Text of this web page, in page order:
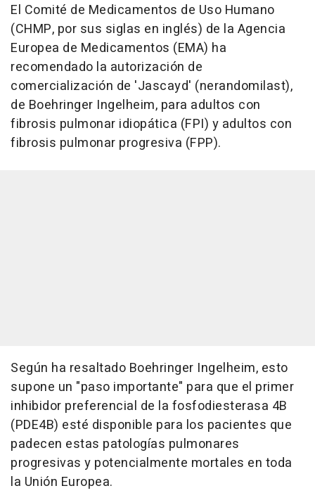
El Comité de Medicamentos de Uso Humano
(CHMP, por sus siglas en inglés) de la Agencia
Europea de Medicamentos (EMA) ha
recomendado la autorización de
comercialización de 'Jascayd' (nerandomilast),
de Boehringer Ingelheim, para adultos con
fibrosis pulmonar idiopática (FPI) y adultos con
fibrosis pulmonar progresiva (FPP).
Según ha resaltado Boehringer Ingelheim, esto
supone un "paso importante" para que el primer
inhibidor preferencial de la fosfodiesterasa 4B
(PDE4B) esté disponible para los pacientes que
padecen estas patologías pulmonares
progresivas y potencialmente mortales en toda
la Unión Europea.